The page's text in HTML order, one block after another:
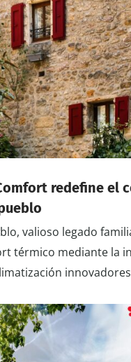
redefine el
valioso legado
térmico mediante la